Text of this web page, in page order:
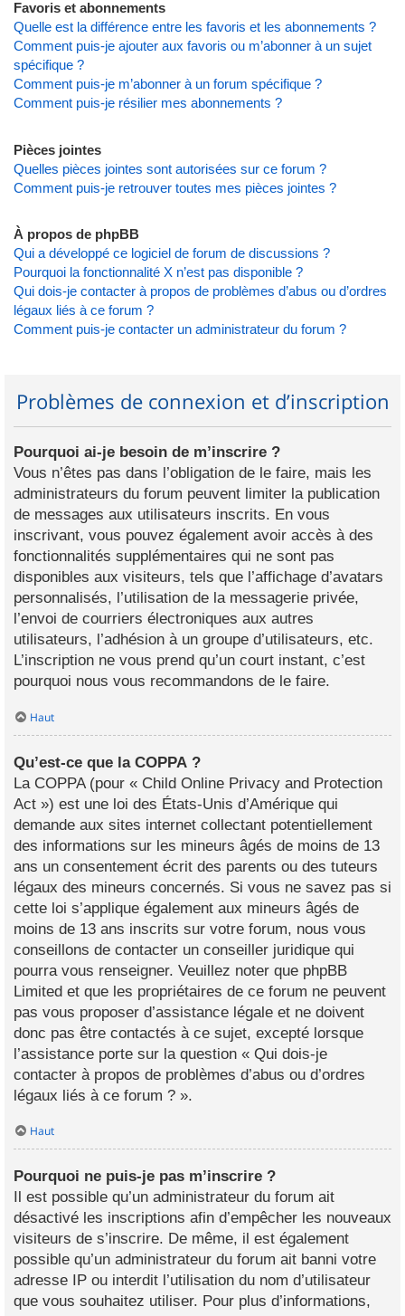
Favoris et abonnements
Quelle est la différence entre les favoris et les abonnements ?
Comment puis-je ajouter aux favoris ou m’abonner à un sujet
spécifique ?
Comment puis-je m’abonner à un forum spécifique ?
Comment puis-je résilier mes abonnements ?
Pièces jointes
Quelles pièces jointes sont autorisées sur ce forum ?
Comment puis-je retrouver toutes mes pièces jointes ?
À propos de phpBB
Qui a développé ce logiciel de forum de discussions ?
Pourquoi la fonctionnalité X n’est pas disponible ?
Qui dois-je contacter à propos de problèmes d’abus ou d’ordres
légaux liés à ce forum ?
Comment puis-je contacter un administrateur du forum ?
Problèmes de connexion et d’inscription
Pourquoi ai-je besoin de m’inscrire ?
Vous n’êtes pas dans l’obligation de le faire, mais les
administrateurs du forum peuvent limiter la publication
de messages aux utilisateurs inscrits. En vous
inscrivant, vous pouvez également avoir accès à des
fonctionnalités supplémentaires qui ne sont pas
disponibles aux visiteurs, tels que l’affichage d’avatars
personnalisés, l’utilisation de la messagerie privée,
l’envoi de courriers électroniques aux autres
utilisateurs, l’adhésion à un groupe d’utilisateurs, etc.
L’inscription ne vous prend qu’un court instant, c’est
pourquoi nous vous recommandons de le faire.
Haut
Qu’est-ce que la COPPA ?
La COPPA (pour « Child Online Privacy and Protection
Act ») est une loi des États-Unis d’Amérique qui
demande aux sites internet collectant potentiellement
des informations sur les mineurs âgés de moins de 13
ans un consentement écrit des parents ou des tuteurs
légaux des mineurs concernés. Si vous ne savez pas si
cette loi s’applique également aux mineurs âgés de
moins de 13 ans inscrits sur votre forum, nous vous
conseillons de contacter un conseiller juridique qui
pourra vous renseigner. Veuillez noter que phpBB
Limited et que les propriétaires de ce forum ne peuvent
pas vous proposer d’assistance légale et ne doivent
donc pas être contactés à ce sujet, excepté lorsque
l’assistance porte sur la question « Qui dois-je
contacter à propos de problèmes d’abus ou d’ordres
légaux liés à ce forum ? ».
Haut
Pourquoi ne puis-je pas m’inscrire ?
Il est possible qu’un administrateur du forum ait
désactivé les inscriptions afin d’empêcher les nouveaux
visiteurs de s’inscrire. De même, il est également
possible qu’un administrateur du forum ait banni votre
adresse IP ou interdit l’utilisation du nom d’utilisateur
que vous souhaitez utiliser. Pour plus d’informations,